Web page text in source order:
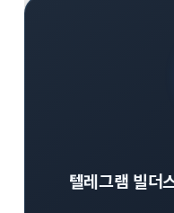
텔레그램 빌더